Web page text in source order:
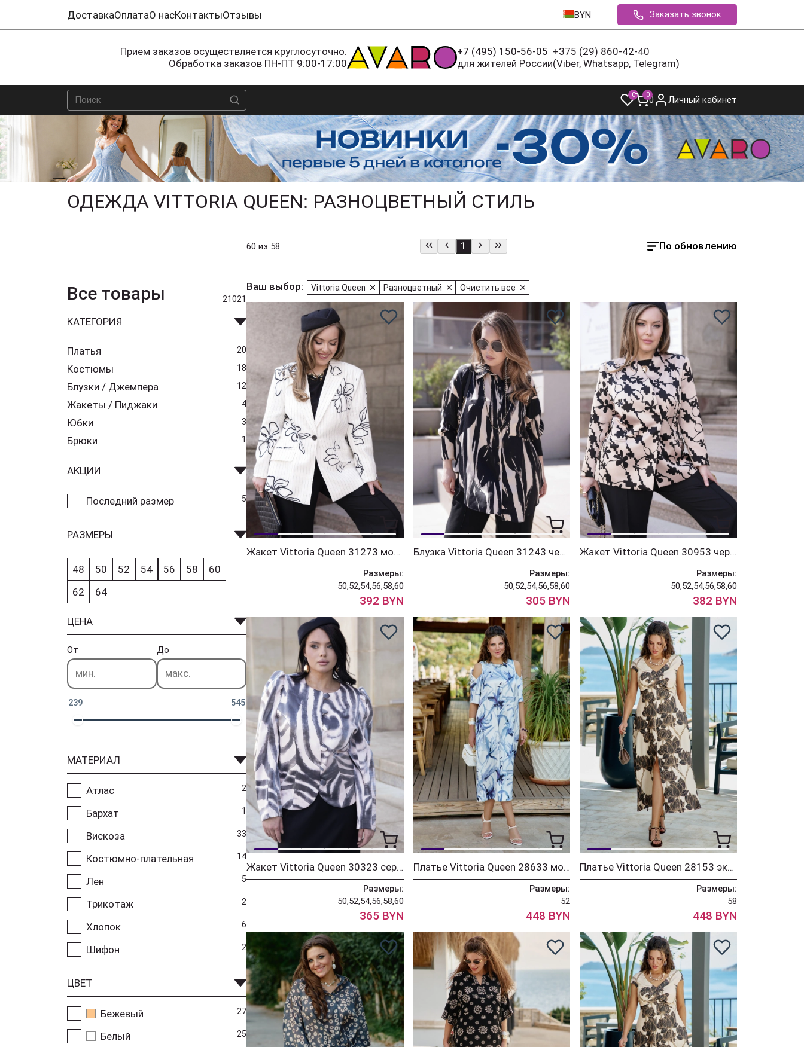
ДоставкаОплатаО насКонтактыОтзывы BYN Заказать звонок
Прием заказов осуществляется круглосуточно.
Обработка заказов ПН-ПТ 9:00-17:00
+7 (495) 150-56-05
для жителей России
+375 (29) 860-42-40
(Viber, Whatsapp, Telegram)
0 00 Личный кабинет
ОДЕЖДА VITTORIA QUEEN: РАЗНОЦВЕТНЫЙ СТИЛЬ
60 из 58 По обновлению
1
Все товары 21021
КАТЕГОРИЯ
Платья 20
Костюмы 18
Блузки / Джемпера 12
Жакеты / Пиджаки 4
Юбки 3
Брюки 1
АКЦИИ
Последний размер 5
РАЗМЕРЫ
48 50 52 54 56 58
60
62
64
ЦЕНА
От До
239 545
МАТЕРИАЛ
Атлас 2
Бархат 1
Вискоза 33
Костюмно-плательная 14
Лен 5
Трикотаж 2
Хлопок 6
Шифон 2
ЦВЕТ
Бежевый 27
Белый 25
Ваш выбор: Vittoria Queen Разноцветный Очистить все
Жакет Vittoria Queen 31273 молочный+черный
Размеры:
50,52,54,56,58,60
392 BYN
Блузка Vittoria Queen 31243 черный+бежевый
Размеры:
50,52,54,56,58,60
305 BYN
Жакет Vittoria Queen 30953 черный+кремовый
Размеры:
50,52,54,56,58,60
382 BYN
Жакет Vittoria Queen 30323 серо-розовый
Размеры:
50,52,54,56,58,60
365 BYN
Платье Vittoria Queen 28633 молочный+синий принт
Размеры:
52
448 BYN
Платье Vittoria Queen 28153 экрю+коричневый принт
Размеры:
58
448 BYN